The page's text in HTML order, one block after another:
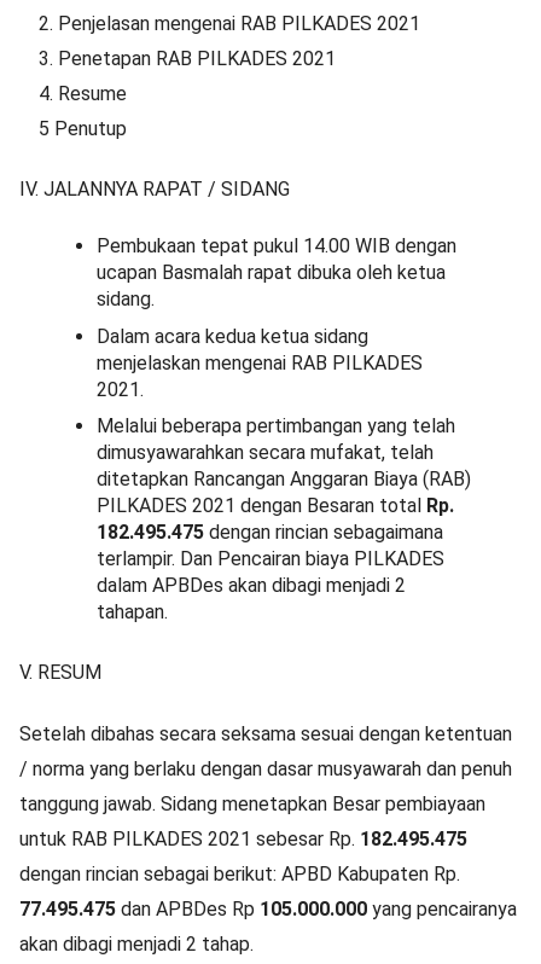
2. Penjelasan mengenai RAB PILKADES 2021
3. Penetapan RAB PILKADES 2021
4. Resume
5 Penutup
IV. JALANNYA RAPAT / SIDANG
Pembukaan tepat pukul 14.00 WIB dengan
ucapan Basmalah rapat dibuka oleh ketua
sidang.
Dalam acara kedua ketua sidang
menjelaskan mengenai RAB PILKADES
2021.
Melalui beberapa pertimbangan yang telah
dimusyawarahkan secara mufakat, telah
ditetapkan Rancangan Anggaran Biaya (RAB)
PILKADES 2021 dengan Besaran total Rp.
182.495.475 dengan rincian sebagaimana
terlampir. Dan Pencairan biaya PILKADES
dalam APBDes akan dibagi menjadi 2
tahapan.
V. RESUM
Setelah dibahas secara seksama sesuai dengan ketentuan
/ norma yang berlaku dengan dasar musyawarah dan penuh
tanggung jawab. Sidang menetapkan Besar pembiayaan
untuk RAB PILKADES 2021 sebesar Rp. 182.495.475
dengan rincian sebagai berikut: APBD Kabupaten Rp.
77.495.475 dan APBDes Rp 105.000.000 yang pencairanya
akan dibagi menjadi 2 tahap.